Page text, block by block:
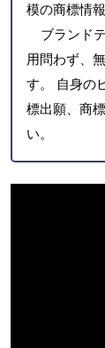
模の商標情
ブランド
用問わず、
す。 自身の
標出願、商
い。